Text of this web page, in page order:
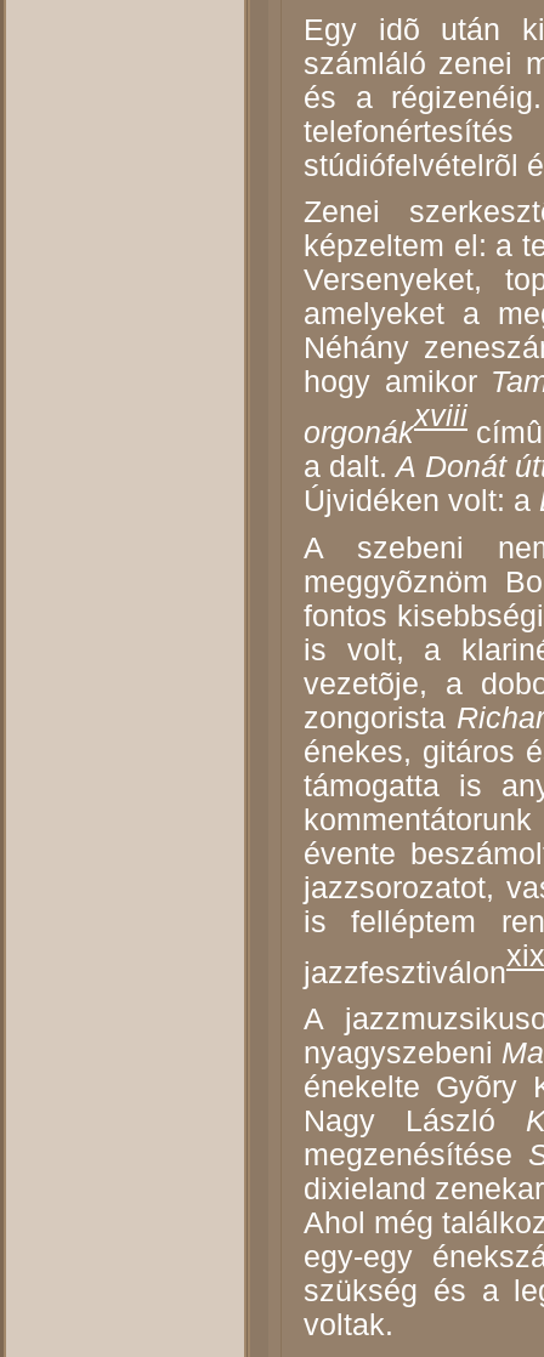
Egy idõ után
számláló zenei
és a
stúdiófelvételrõl
Zenei
képzeltem el: a
Versenyeket,
amelyeket a
Néhány
hogy amikor
orgonák
xviii
a dalt.A Donát
Újvidéken volt: a
A szebeni
meggyõznöm
fontos
is volt, a
vezetõje, a
zongorista
énekes, gitáros
támogatta is
évente
jazzsorozatot,
is felléptem
jazzfesztiválon
xix
A
nyagyszebeni
énekelte Gyõry
Nagy László
megzenésítése
dixieland
Ahol még
egy-egy
szükség és a
voltak.